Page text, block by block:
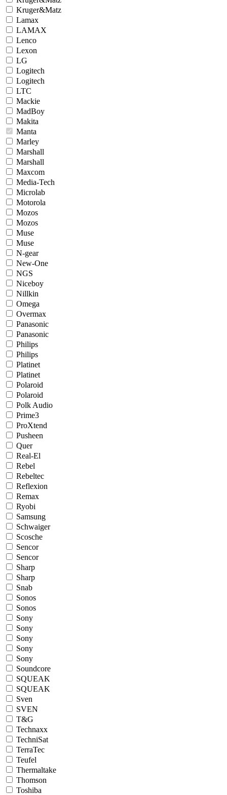
Kruger&Matz
Lamax
LAMAX
Lenco
Lexon
LG
Logitech
Logitech
LTC
Mackie
MadBoy
Makita
Manta
Marley
Marshall
Marshall
Maxcom
Media-Tech
Microlab
Motorola
Mozos
Mozos
Muse
Muse
N-gear
New-One
NGS
Niceboy
Nillkin
Omega
Overmax
Panasonic
Panasonic
Philips
Philips
Platinet
Platinet
Polaroid
Polaroid
Polk Audio
Prime3
ProXtend
Pusheen
Quer
Real-El
Rebel
Rebeltec
Reflexion
Remax
Ryobi
Samsung
Schwaiger
Scosche
Sencor
Sencor
Sharp
Sharp
Snab
Sonos
Sonos
Sony
Sony
Sony
Sony
Sony
Soundcore
SQUEAK
SQUEAK
Sven
SVEN
T&G
Technaxx
TechniSat
TerraTec
Teufel
Thermaltake
Thomson
Toshiba